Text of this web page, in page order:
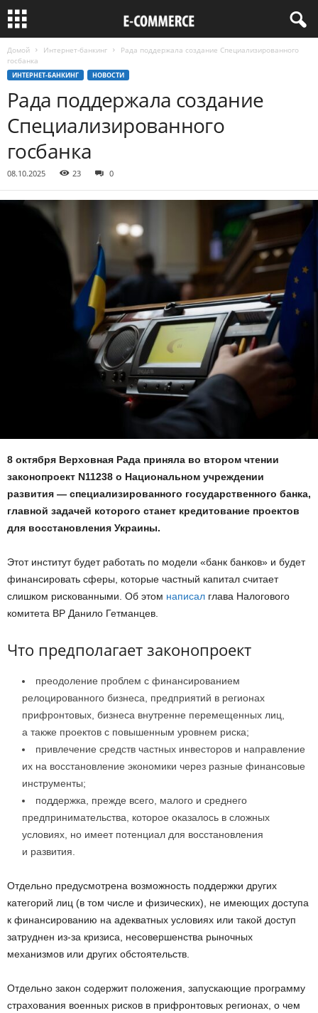
Домой Интернет-банкинг
Рада поддержала создание Специализированного
госбанка
ИНТЕРНЕТ-БАНКИНГ НОВОСТИ
Рада поддержала создание
Специализированного
госбанка
08.10.2025 23 0
8 октября Верховная Рада приняла во втором чтении
законопроект N11238 о Национальном учреждении
развития — специализированного государственного банка,
главной задачей которого станет кредитование проектов
для восстановления Украины.
Этот институт будет работать по модели «банк банков» и будет
финансировать сферы, которые частный капитал считает
слишком рискованными. Об этом написал глава Налогового
комитета ВР Данило Гетманцев.
Что предполагает законопроект
преодоление проблем с финансированием
релоцированного бизнеса, предприятий в регионах
прифронтовых, бизнеса внутренне перемещенных лиц,
а также проектов с повышенным уровнем риска;
привлечение средств частных инвесторов и направление
их на восстановление экономики через разные финансовые
инструменты;
поддержка, прежде всего, малого и среднего
предпринимательства, которое оказалось в сложных
условиях, но имеет потенциал для восстановления
и развития.
Отдельно предусмотрена возможность поддержки других
категорий лиц (в том числе и физических), не имеющих доступа
к финансированию на адекватных условиях или такой доступ
затруднен из-за кризиса, несовершенства рыночных
механизмов или других обстоятельств.
Отдельно закон содержит положения, запускающие программу
страхования военных рисков в прифронтовых регионах, о чем